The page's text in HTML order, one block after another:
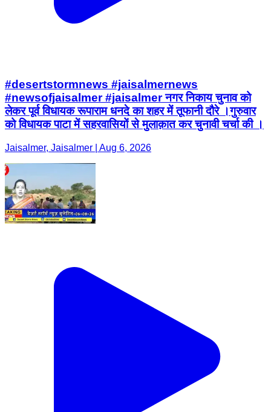
#desertstormnews #jaisalmernews
#newsofjaisalmer #jaisalmer नगर निकाय चुनाव को
लेकर पूर्व विधायक रूपाराम धनदे का शहर में तूफानी दौरे ।गुरुवार
को विधायक पाटा में सहरवासियों से मुलाक़ात कर चुनावी चर्चा की ।
Jaisalmer, Jaisalmer | Aug 6, 2026